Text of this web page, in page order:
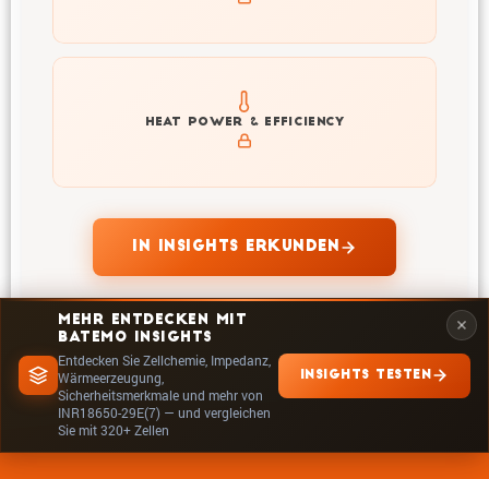
MEHR ENTDECKEN MIT
BATEMO INSIGHTS
Entdecken Sie Zellchemie, Impedanz,
Wärmeerzeugung,
Sicherheitsmerkmale und mehr von
INR18650-29E(7) — und vergleichen
Sie mit 320+ Zellen
INSIGHTS TESTEN
HEAT POWER & EFFICIENCY
Explore heat generation and cell efficiency at different
temperatures and powers of INR18650-29E(7)
IN INSIGHTS ERKUNDEN